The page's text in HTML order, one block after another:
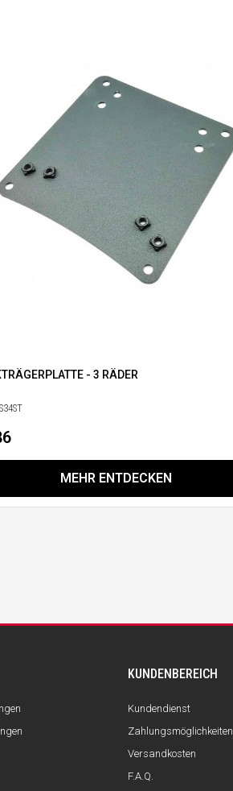
- 3 RÄDER
MEHR ENTDECKEN
KUNDENBEREICH
Kundendienst
Zahlungsmöglichkeiten
Versandkosten
F.A.Q.